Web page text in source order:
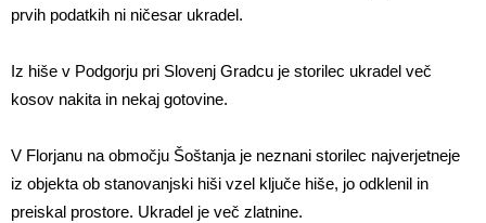
prvih podatkih ni ničesar ukradel.
Iz hiše v Podgorju pri Slovenj Gradcu je storilec ukradel več
kosov nakita in nekaj gotovine.
V Florjanu na območju Šoštanja je neznani storilec najverjetneje
iz objekta ob stanovanjski hiši vzel ključe hiše, jo odklenil in
preiskal prostore. Ukradel je več zlatnine.